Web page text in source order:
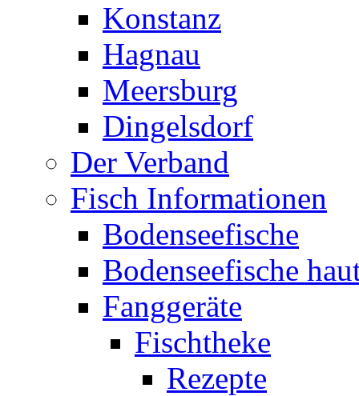
Konstanz
Hagnau
Meersburg
Dingelsdorf
Der Verband
Fisch Informationen
Bodenseefische
Bodenseefische
Fanggeräte
Fischtheke
Rezepte